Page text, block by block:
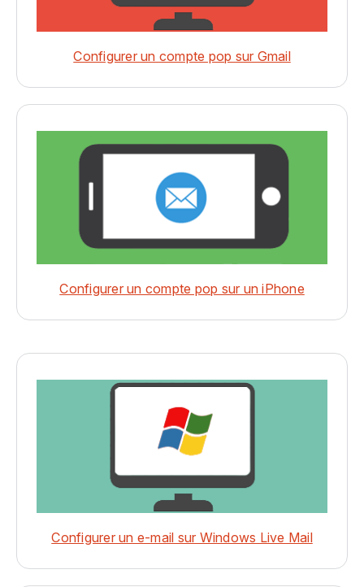
Configurer un compte pop sur Gmail
Configurer un compte pop sur un iPhone
Configurer un e-mail sur Windows Live Mail